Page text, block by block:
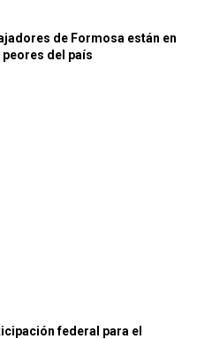
de Formosa están en
del país
federal para el